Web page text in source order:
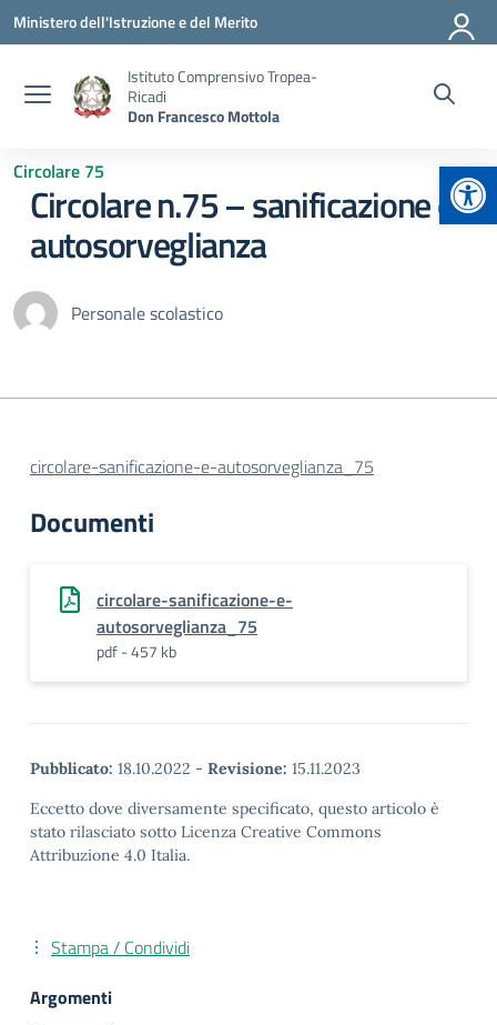
Vai ai contenuti
Vai al menu di navigazione
Vai al footer
Ministero dell'Istruzione e del Merito
Istituto Comprensivo Tropea-
Ricadi
Don Francesco Mottola
Circolare 75
Circolare n.75 – sanificazione e
autosorveglianza
Personale scolastico
circolare-sanificazione-e-autosorveglianza_75
Documenti
circolare-sanificazione-e-
autosorveglianza_75
pdf - 457 kb
Pubblicato: 18.10.2022 - Revisione: 15.11.2023
Eccetto dove diversamente specificato, questo articolo è
stato rilasciato sotto Licenza Creative Commons
Attribuzione 4.0 Italia.
Stampa / Condividi
Argomenti